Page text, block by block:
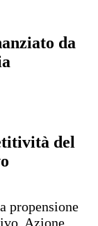
da
del
propensione
Azione